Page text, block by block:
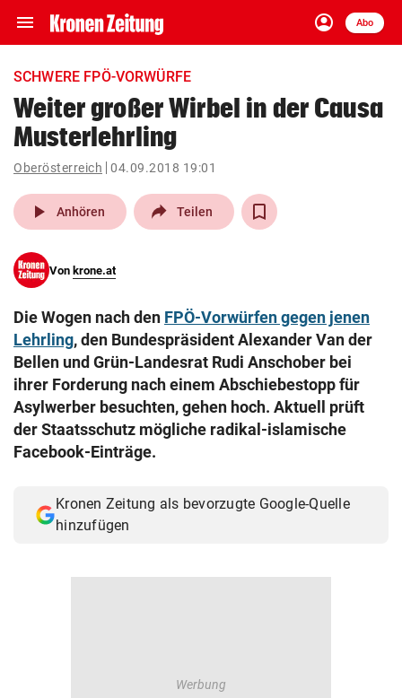
menu Navigation
ein-/ausklappen
account_circle
Anmelden
Abo
close Schließen
account_circle Anmelden
pin_drop
Wien arrow_right
search
eingeben
© Krone Multimedia GmbH & Co KG 2026
Muthgasse 2, 1190 Wien
SCHWERE FPÖ-VORWÜRFE
Weiter großer Wirbel in der Causa
Musterlehrling
Oberösterreich 04.09.2018 19:01
play_arrow Anhören Teilen
Von krone.at
Die Wogen nach den FPÖ-Vorwürfen gegen jenen
Lehrling, den Bundespräsident Alexander Van der
Bellen und Grün-Landesrat Rudi Anschober bei
ihrer Forderung nach einem Abschiebestopp für
Asylwerber besuchten, gehen hoch. Aktuell prüft
der Staatsschutz mögliche radikal-islamische
Facebook-Einträge.
Kronen Zeitung als bevorzugte Google-Quelle
hinzufügen